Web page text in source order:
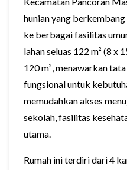
hunian yang
ke berbagai fasilitas
lahan seluas 122 m² (8 x
120 m², menawarkan
fungsional untuk
memudahkan akses
sekolah, fasilitas
utama.
Rumah ini terdiri dari 4